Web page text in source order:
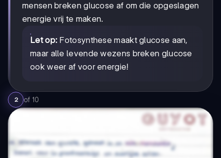
mensen breken glucose af om die opgeslagen
energie vrij te maken.
Let op: Fotosynthese maakt glucose aan,
maar alle levende wezens breken glucose
ook weer af voor energie!
2 of 10